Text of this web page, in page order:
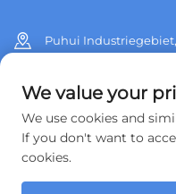
Puhui
+86 13515760932
[email protected]
We value your
We use cookies and
If you don't want to
cookies.